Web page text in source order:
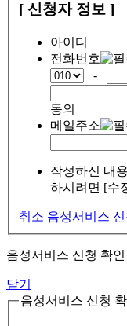
[ 신청자 정보 ]
아이디
전화번호
-
동의
메일주소
작성하신 내
하시려면 [수
취소 음성서비스 신
음성서비스 신청 확인
닫기
음성서비스 신청